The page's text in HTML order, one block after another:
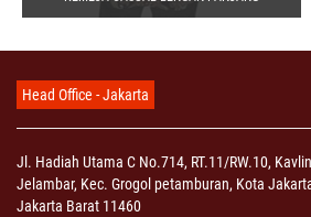
Head Office - Jakarta
Jl. Hadiah Utama C No.714, RT.11/RW.10,
Jelambar, Kec. Grogol petamburan, Kota
Jakarta Barat 11460